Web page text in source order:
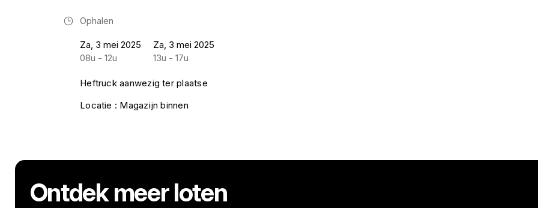
Ophalen
Za, 3 mei 2025
08u - 12u
Za, 3 mei 2025
13u - 17u
Heftruck aanwezig ter plaatse
Locatie : Magazijn binnen
Ontdek meer loten